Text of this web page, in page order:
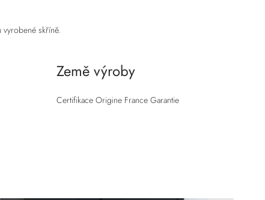
skříně.
Země výroby
Certifikace Origine France Garantie